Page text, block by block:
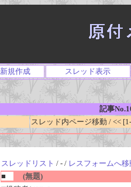
新規作成 スレッド表示
記事
スレッド内ページ移動 / <<
スレッドリスト / - / レスフォームへ移
■
(無題)